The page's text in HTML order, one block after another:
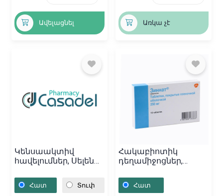
Ավելացնել Առկա չէ
Կենսաակտիվ
հավելումներ, Սելեն
ԷսԷֆԴի, Լեհաստան
Հատ Տուփ
Հակաբիոտիկ
դեղամիջոցներ,
250մգ, Ռուսաստան
Հատ